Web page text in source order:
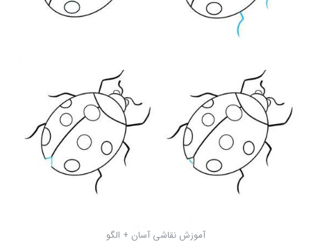
آموزش نقاشی آسان + الگو